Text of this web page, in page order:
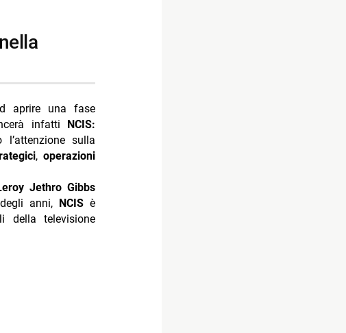
aprire una fase
infatti
NCIS:
sulla
,operazioni
Jethro Gibbs
anni, NCIS è
della televisione